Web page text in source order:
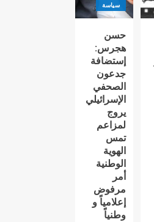
سياسة
حسن
هجرس:
إستضافة
جدعون
الصحفي
الإسرائيلي
يروج
لمزاعم
تمس
الهوية
الوطنية
أمر
مرفوض
إعلامياً و
وطنياً